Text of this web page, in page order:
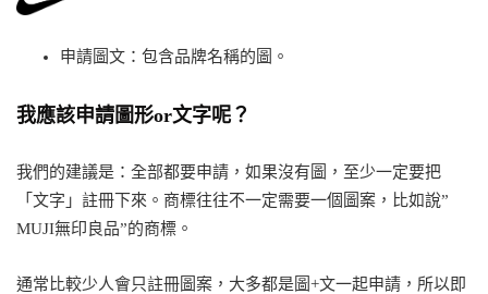
申請圖文：包含品牌名稱的圖。
我應該申請圖形or文字呢？
我們的建議是：全部都要申請，如果沒有圖，至少一定要把
「文字」註冊下來。商標往往不一定需要一個圖案，比如說”
MUJI無印良品”的商標。
通常比較少人會只註冊圖案，大多都是圖+文一起申請，所以即